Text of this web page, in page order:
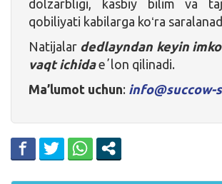
dolzarbligi, kasbiy bilim va
qobiliyati kabilarga koʻra
Natijalar dedlayndan keyin
vaqt ichidaeʼlon qilinadi.
Ma’lumot uchun: